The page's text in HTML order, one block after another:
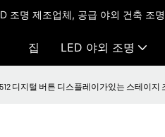
조명 제조업체, 공급 야외 건축 조
집 LED 야외 조명
디지털 버튼 디스플레이가있는 스테이지